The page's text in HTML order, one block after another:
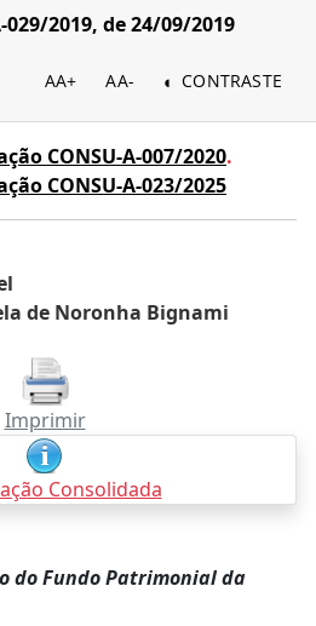
2019, de 24/09/2019
AA+ AA- CONTRASTE
CONSU-A-007/2020.
CONSU-A-023/2025
de Noronha Bignami
Imprimir
Consolidada
do Fundo Patrimonial da